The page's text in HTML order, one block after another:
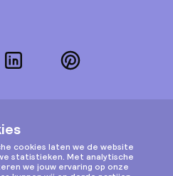
LinkedInPinterest
Instagram